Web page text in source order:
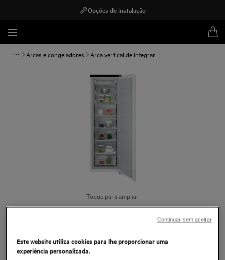
Opções de instalação
Arcas e congeladores Arca vertical de integrar
Toque para ampliar
PCA7000F
Arca vertical de Integrar de 1769 mm
Este website utiliza cookies para lhe proporcionar uma
experiência personalizada.
Continuar sem aceitar